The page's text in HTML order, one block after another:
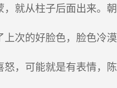
就从柱子后面出来。
次的好脸色，脸色冷
，可能就是有表情，陈